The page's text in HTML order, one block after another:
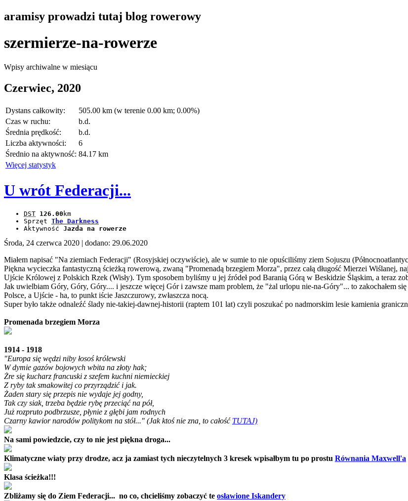
aramisy prowadzi tutaj blog rowerowy
szermierze-na-rowerze
Wpisy archiwalne w miesiącu
Czerwiec, 2020
Dystans całkowity:
505.00 km (w terenie 0.00 km; 0.00%)
Czas w ruchu:
b.d.
Średnia prędkość:
b.d.
Liczba aktywności:
6
Średnio na aktywność: 84.17 km
Więcej statystyk
U wrót Federacji...
DST 126.00 km
Sprzęt The Darkness
Aktywność Jazda na rowerze
Środa, 24 czerwca 2020
| dodano: 29.06.2020
Miałem napisać "Na ziemiach Federacji" (Rosyjskiej oczywiście), ale w sumie to nie opuściliśmy ziem Sojuszu
Piękna wycieczka fantastyczną ścieżką rowerową, zwaną "Promenadą brzegiem Morza", przez całą długość Mierzei
Ujście Królowej z Polskich Rzek (Wisły). Tym sposobem byliśmy u jej źródeł pod Baranią Górą w Beskidzie Śląskim, a teraz
Jak uwielbiam Góry, Góry, Góry.... i jeszcze więcej Gór i zawsze mam problem, że "żal urlopu nie-na-Góry"... to zakochałem
Polsce, a Ujście - ha, to punkt iście Jaszczurowy, zwłaszcza nocą.
Super było także odnaleźć ślady nie-takiej-dawnej-historii (raptem 101 lat) czyli poszukać po nadmorskim lesie kamienia
Promenada brzegiem Morza
1914 - 1918
"Europa się wędzi niby łosoś królewski
W dymie gazów bojowych wbita na złoty hak;
Żre się kucharz francuski z szefem kuchni niemieckiej
Z ryby tak smakowitej co przyrządzić i jak.
Żaden stary się przepis nie wydaje jej godny,
Tak czy siak, trzeba będzie rybę przeciąć na pół,
Już rozpruto podbrzusze, płynie z głębi jam rodnych
Czarny kawior narodów politykom na stół..." (Jak ktoś nie zna, to całość TUTAJ)
Na sami powiedzcie, czy to nie jest piękna droga...
Klimatyczne wiaty przy drodze, acz ja zamiast tych nieczytelnych 3 kresek wpisałbym tu po prostu Równania Maxwell'a
Klasa ścieżka!!!
Zbliżamy się do Ziem Federacji... no co, chcieliśmy zobaczyć te osławione Iskandery